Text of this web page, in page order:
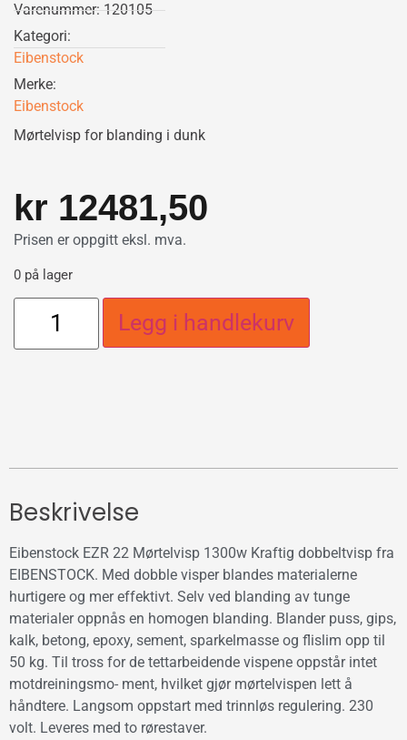
Varenummer: 120105
Kategori:
Eibenstock
Merke:
Eibenstock
Mørtelvisp for blanding i dunk
kr 12481,50
Prisen er oppgitt eksl. mva.
0 på lager
Legg i handlekurv
Beskrivelse
Eibenstock EZR 22 Mørtelvisp 1300w Kraftig dobbeltvisp fra
EIBENSTOCK. Med dobble visper blandes materialerne
hurtigere og mer effektivt. Selv ved blanding av tunge
materialer oppnås en homogen blanding. Blander puss, gips,
kalk, betong, epoxy, sement, sparkelmasse og flislim opp til
50 kg. Til tross for de tettarbeidende vispene oppstår intet
motdreiningsmo- ment, hvilket gjør mørtelvispen lett å
håndtere. Langsom oppstart med trinnløs regulering. 230
volt. Leveres med to rørestaver.